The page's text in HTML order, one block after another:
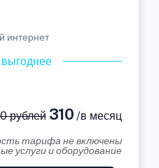
интернет
рублей310 /в месяц
тарифа не включены
услуги и оборудование